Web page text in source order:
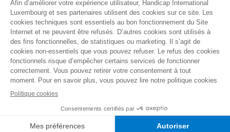
Lire notre rapport annuel
CONTACT
Accessibilité
Mentions légales
Politique de cookies
Mécanisme d'alerte